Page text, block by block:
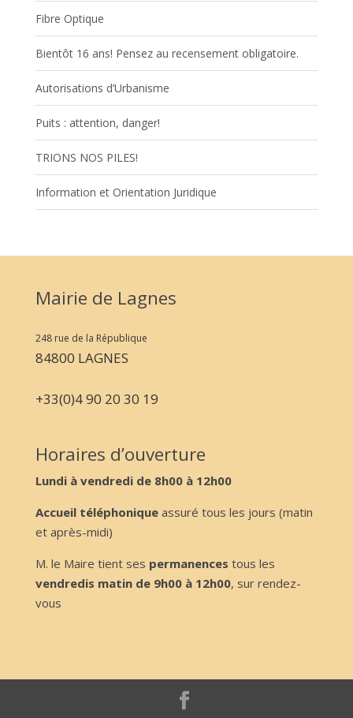
Fibre Optique
Bientôt 16 ans! Pensez au recensement obligatoire.
Autorisations d’Urbanisme
Puits : attention, danger!
TRIONS NOS PILES!
Information et Orientation Juridique
Mairie de Lagnes
248 rue de la République
84800 LAGNES
+33(0)4 90 20 30 19
Horaires d’ouverture
Lundi à vendredi de 8h00 à 12h00
Accueil téléphoniqueassuré tous les jours (matin
et après-midi)
M. le Maire tient ses permanences tous les
vendredis matin de 9h00 à 12h00, sur rendez-
vous